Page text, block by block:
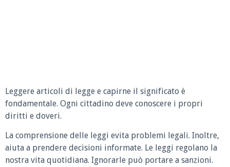
Leggere articoli di legge e capirne il significato è
fondamentale. Ogni cittadino deve conoscere i propri
diritti e doveri.
La comprensione delle leggi evita problemi legali. Inoltre,
aiuta a prendere decisioni informate. Le leggi regolano la
nostra vita quotidiana. Ignorarle può portare a sanzioni.